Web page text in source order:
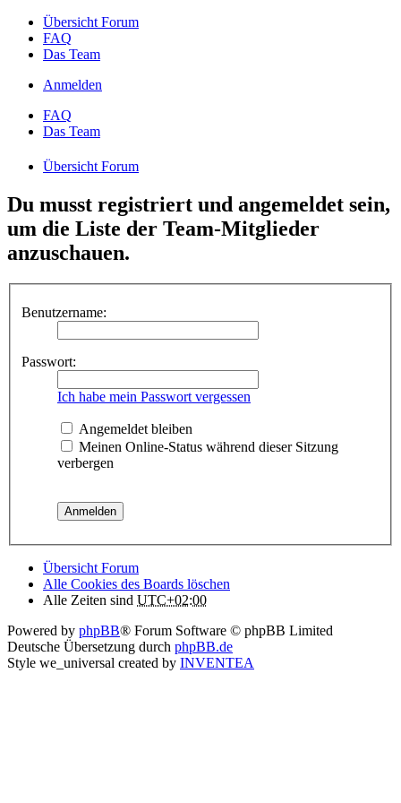
Übersicht Forum
FAQ
Das Team
Anmelden
FAQ
Das Team
Übersicht Forum
Du musst registriert und angemeldet sein,
um die Liste der Team-Mitglieder
anzuschauen.
Benutzername:
Passwort:
Ich habe mein Passwort vergessen
Angemeldet bleiben
Meinen Online-Status während dieser Sitzung
verbergen
Übersicht Forum
Alle Cookies des Boards löschen
Alle Zeiten sind UTC+02:00
Powered by phpBB® Forum Software © phpBB Limited
Deutsche Übersetzung durch phpBB.de
Style we_universal created by INVENTEA